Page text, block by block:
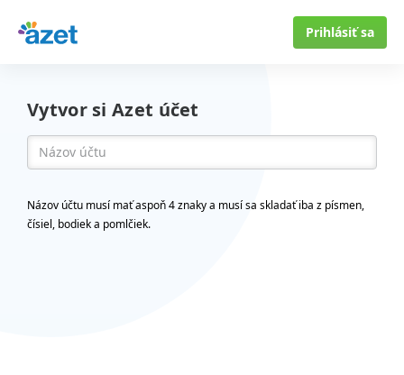
Prihlásiť sa
Vytvor si Azet účet
Názov účtu musí mať aspoň 4 znaky a musí sa skladať iba z písmen,
čísiel, bodiek a pomlčiek.